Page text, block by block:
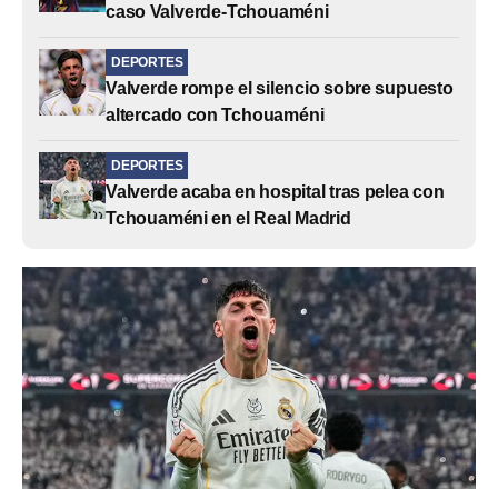
caso Valverde-Tchouaméni
DEPORTES
Valverde rompe el silencio sobre supuesto
altercado con Tchouaméni
DEPORTES
Valverde acaba en hospital tras pelea con
Tchouaméni en el Real Madrid